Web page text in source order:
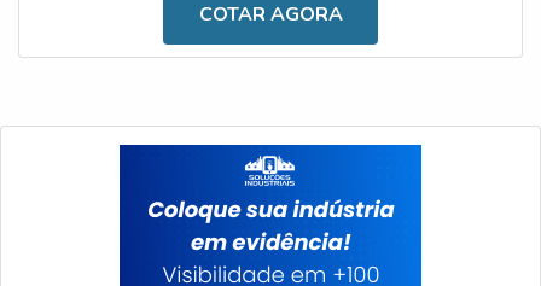
por ser um produto alimentado por pilhas de modelo AA,
que duram até 6 meses e têm preço acessível.OS
COTAR AGORA